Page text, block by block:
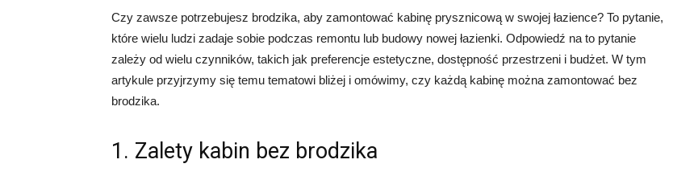
Czy zawsze potrzebujesz brodzika, aby zamontować kabinę prysznicową w swojej łazience? To pytanie,
które wielu ludzi zadaje sobie podczas remontu lub budowy nowej łazienki. Odpowiedź na to pytanie
zależy od wielu czynników, takich jak preferencje estetyczne, dostępność przestrzeni i budżet. W tym
artykule przyjrzymy się temu tematowi bliżej i omówimy, czy każdą kabinę można zamontować bez
brodzika.
1. Zalety kabin bez brodzika